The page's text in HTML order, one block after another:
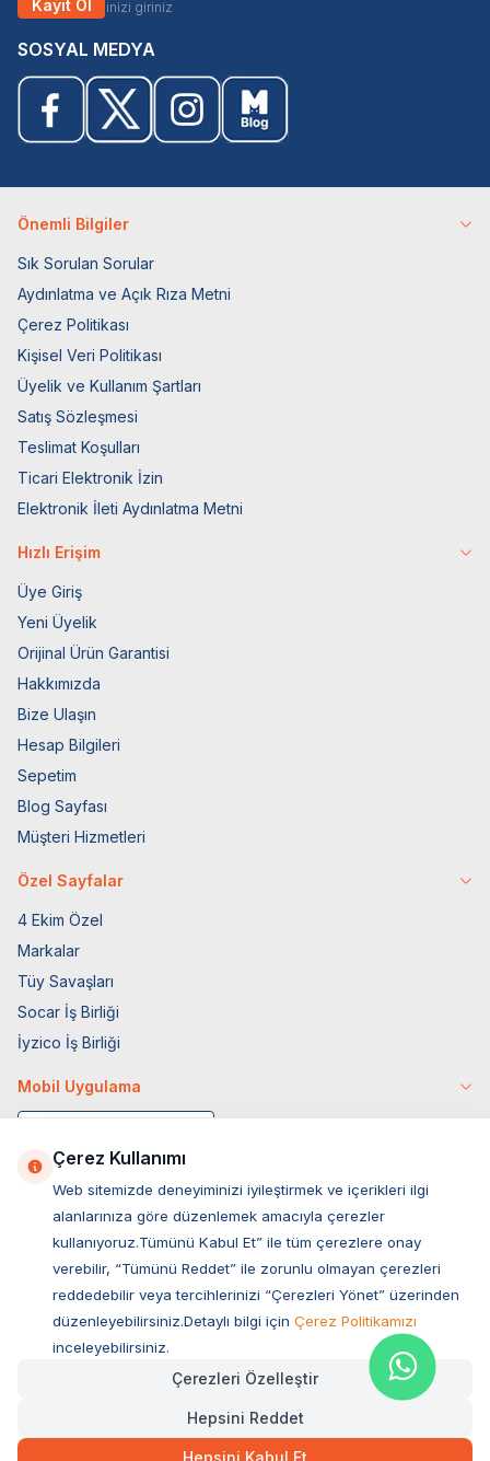
449,00TL Hızlı Teslimat
Kayıt Ol
SOSYAL MEDYA
Önemli Bilgiler
Sık Sorulan Sorular
Aydınlatma ve Açık Rıza Metni
Çerez Politikası
Kişisel Veri Politikası
Üyelik ve Kullanım Şartları
Satış Sözleşmesi
Teslimat Koşulları
Ticari Elektronik İzin
Elektronik İleti Aydınlatma Metni
Hızlı Erişim
Üye Giriş
Yeni Üyelik
Orijinal Ürün Garantisi
Hakkımızda
Bize Ulaşın
Hesap Bilgileri
Sepetim
Blog Sayfası
Müşteri Hizmetleri
Özel Sayfalar
4 Ekim Özel
Markalar
Tüy Savaşları
Socar İş Birliği
İyzico İş Birliği
Mobil Uygulama
Müşteri Hizmetleri
Sıkça Sorulan Sorular
Ovacık Mah. Hacıoğlu Sok. No:13 Başiskele / KOCAELİ
Çerez Kullanımı
Web sitemizde deneyiminizi iyileştirmek ve içerikleri ilgi
alanlarınıza göre düzenlemek amacıyla çerezler
kullanıyoruz.Tümünü Kabul Et” ile tüm çerezlere onay
verebilir, “Tümünü Reddet” ile zorunlu olmayan çerezleri
reddedebilir veya tercihlerinizi “Çerezleri Yönet” üzerinden
düzenleyebilirsiniz.Detaylı bilgi için Çerez Politikamızı
inceleyebilirsiniz.
Çerezleri Özelleştir
Hepsini Reddet
Hepsini Kabul Et